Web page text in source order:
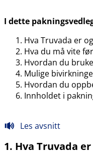
I dette
Hva Truvada er
Hva du må vite
Hvordan du
Mulige
Hvordan du
Innholdet i
Les avsnitt
1. Hva Truvada